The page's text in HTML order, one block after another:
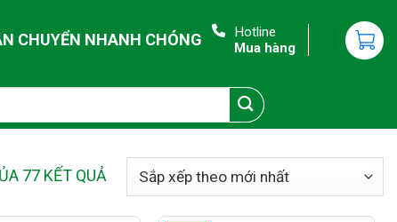
CHUYỂN NHANH CHÓNG
Hotline
Mua hàng
77 KẾT QUẢ